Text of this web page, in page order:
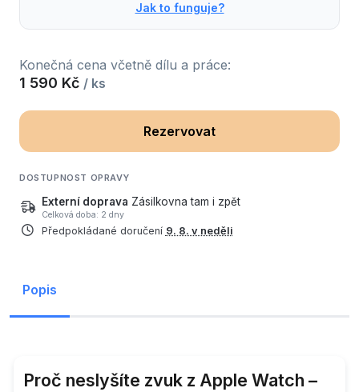
Jak to funguje?
Konečná cena včetně dílu a práce:
1 590 Kč / ks
Rezervovat
DOSTUPNOST OPRAVY
Externí doprava Zásilkovna tam i zpět
Celková doba: 2 dny
Předpokládané doručení 9. 8. v neděli
Popis
Proč neslyšíte zvuk z Apple Watch –